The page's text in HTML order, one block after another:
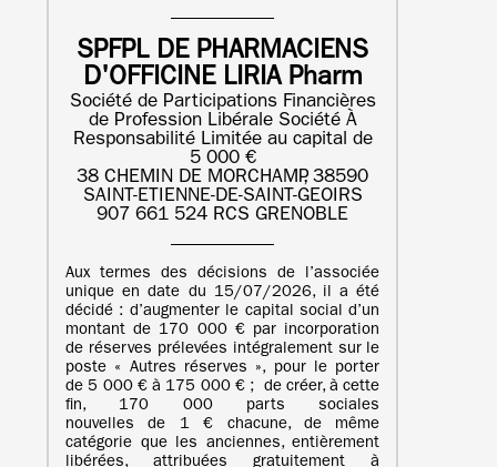
SPFPL DE PHARMACIENS
D'OFFICINE LIRIA Pharm
Société de Participations Financières
de Profession Libérale Société À
Responsabilité Limitée au capital de
5 000 €
38 CHEMIN DE MORCHAMP, 38590
SAINT-ETIENNE-DE-SAINT-GEOIRS
907 661 524 RCS GRENOBLE
Aux termes des décisions de l’associée
unique en date du 15/07/2026, il a été
décidé : d’augmenter le capital social d’un
montant de 170 000 € par incorporation
de réserves prélevées intégralement sur le
poste « Autres réserves », pour le porter
de 5 000 € à 175 000 € ; de créer, à cette
fin, 170 000 parts sociales
nouvelles de 1 € chacune, de même
catégorie que les anciennes, entièrement
libérées, attribuées gratuitement à